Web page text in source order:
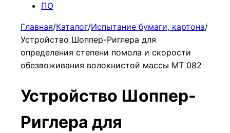
ПО
Главная/Каталог/Испытание бумаги, картона/
Устройство Шоппер-Риглера для
определения степени помола и скорости
обезвоживания волокнистой массы МТ 082
Устройство Шоппер-
Риглера для